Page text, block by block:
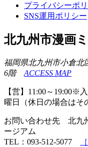
プライバシーポ
SNS運用ポリシー
北九州市漫画
福岡県北九州市小倉北
6階 ACCESS MAP
【営】11:00～19:00※
曜日（休日の場合はそ
お問い合わせ先 北九
ージアム
TEL：093-512-5077